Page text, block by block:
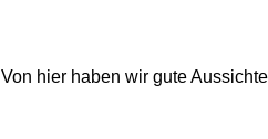
Von hier haben wir gute